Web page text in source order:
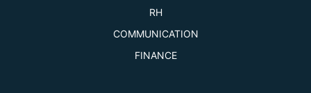
RH
COMMUNICATION
FINANCE